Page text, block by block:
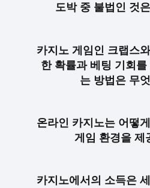
도박 중 불법인 것
카지노 게임인 크랩스
한 확률과 베팅 기회
는 방법은 무
온라인 카지노는 어떻
게임 환경을 제
카지노에서의 소득은